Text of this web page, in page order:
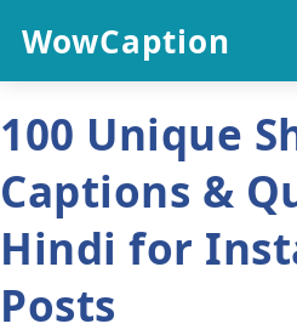
WowCaption
100 Unique
Captions &
Hindi for
Posts